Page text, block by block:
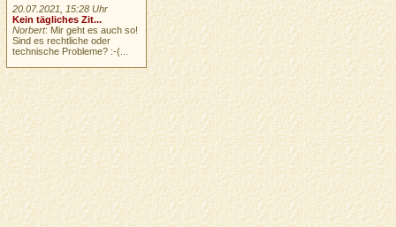
20.07.2021, 15:28 Uhr
Kein tägliches Zit...
Norbert: Mir geht es auch so!
Sind es rechtliche oder
technische Probleme? :-(...